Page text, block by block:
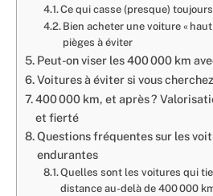
Ce qui casse (presque)
Bien acheter une voiture «
pièges à éviter
Peut-on viser les 400 000 km
Voitures à éviter si vous
400 000 km, et après ?
et fierté
Questions fréquentes sur les
endurantes
Quelles sont les voitures qui
distance au-delà de 400 000